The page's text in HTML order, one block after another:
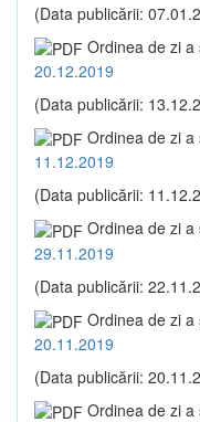
(Data publicării:
Ordinea de zi
20.12.2019
(Data publicării:
Ordinea de zi
11.12.2019
(Data publicării:
Ordinea de zi
29.11.2019
(Data publicării:
Ordinea de zi
20.11.2019
(Data publicării:
Ordinea de zi